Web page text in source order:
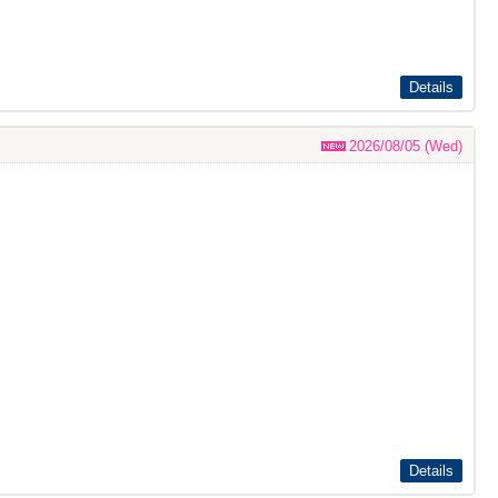
Details
2026/08/05 (Wed)
Details